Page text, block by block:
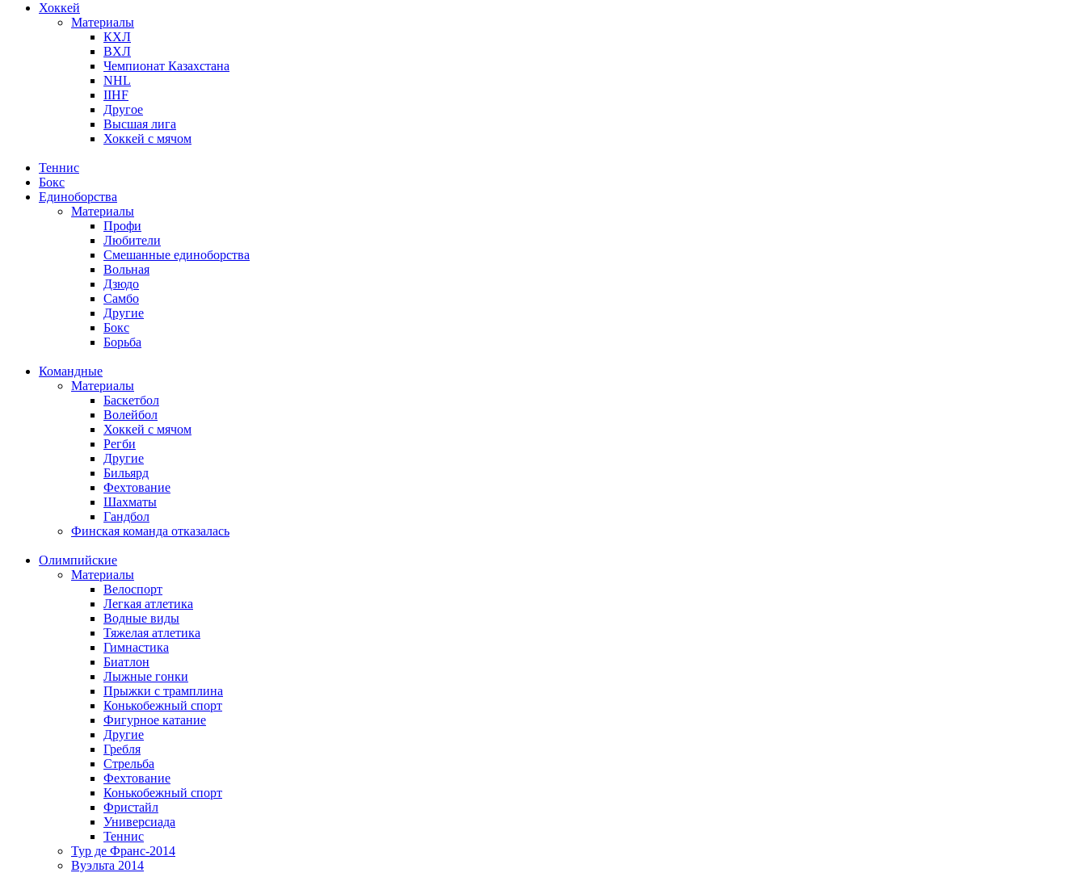
Хоккей
Материалы
КХЛ
ВХЛ
Чемпионат Казахстана
NHL
IIHF
Другое
Высшая лига
Хоккей с мячом
Теннис
Бокс
Единоборства
Материалы
Профи
Любители
Смешанные единоборства
Вольная
Дзюдо
Самбо
Другие
Бокс
Борьба
Командные
Материалы
Баскетбол
Волейбол
Хоккей с мячом
Регби
Другие
Бильярд
Фехтование
Шахматы
Гандбол
Финская команда отказалась
Олимпийские
Материалы
Велоспорт
Легкая атлетика
Водные виды
Тяжелая атлетика
Гимнастика
Биатлон
Лыжные гонки
Прыжки с трамплина
Конькобежный спорт
Фигурное катание
Другие
Гребля
Стрельба
Фехтование
Конькобежный спорт
Фристайл
Универсиада
Теннис
Тур де Франс-2014
Вуэльта 2014